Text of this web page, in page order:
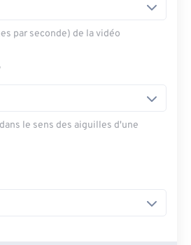
par seconde) de la vidéo
le sens des aiguilles d'une